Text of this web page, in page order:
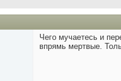
Чего мучаетесь и
впрямь мертвые.